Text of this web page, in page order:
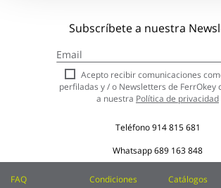
Subscríbete a nuestra
a
nuestro
boletín
de
Acepto recibir comunicaciones
perfiladas y / o Newsletters de FerrOkey
a nuestra Política de privacidad
Teléfono914 815 681
Whatsapp689 163 848
FAQ
Condiciones
Catálogos